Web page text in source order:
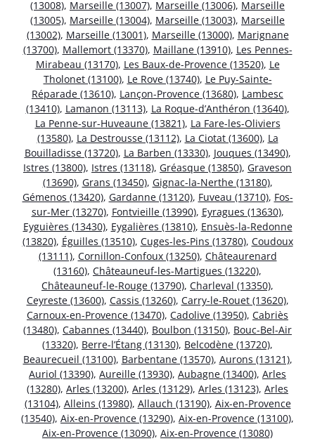
(13008), Marseille (13007), Marseille (13006), Marseille
(13005), Marseille (13004), Marseille (13003), Marseille
(13002), Marseille (13001), Marseille (13000), Marignane
(13700), Mallemort (13370), Maillane (13910), Les Pennes-
Mirabeau (13170), Les Baux-de-Provence (13520), Le
Tholonet (13100), Le Rove (13740), Le Puy-Sainte-
Réparade (13610), Lançon-Provence (13680), Lambesc
(13410), Lamanon (13113), La Roque-d’Anthéron (13640),
La Penne-sur-Huveaune (13821), La Fare-les-Oliviers
(13580), La Destrousse (13112), La Ciotat (13600), La
Bouilladisse (13720), La Barben (13330), Jouques (13490),
Istres (13800), Istres (13118), Gréasque (13850), Graveson
(13690), Grans (13450), Gignac-la-Nerthe (13180),
Gémenos (13420), Gardanne (13120), Fuveau (13710), Fos-
sur-Mer (13270), Fontvieille (13990), Eyragues (13630),
Eyguières (13430), Eygalières (13810), Ensuès-la-Redonne
(13820), Éguilles (13510), Cuges-les-Pins (13780), Coudoux
(13111), Cornillon-Confoux (13250), Châteaurenard
(13160), Châteauneuf-les-Martigues (13220),
Châteauneuf-le-Rouge (13790), Charleval (13350),
Ceyreste (13600), Cassis (13260), Carry-le-Rouet (13620),
Carnoux-en-Provence (13470), Cadolive (13950), Cabriès
(13480), Cabannes (13440), Boulbon (13150), Bouc-Bel-Air
(13320), Berre-l’Étang (13130), Belcodène (13720),
Beaurecueil (13100), Barbentane (13570), Aurons (13121),
Auriol (13390), Aureille (13930), Aubagne (13400), Arles
(13280), Arles (13200), Arles (13129), Arles (13123), Arles
(13104), Alleins (13980), Allauch (13190), Aix-en-Provence
(13540), Aix-en-Provence (13290), Aix-en-Provence (13100),
Aix-en-Provence (13090), Aix-en-Provence (13080)